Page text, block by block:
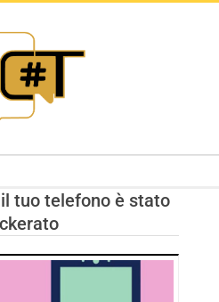
tuo telefono è stato